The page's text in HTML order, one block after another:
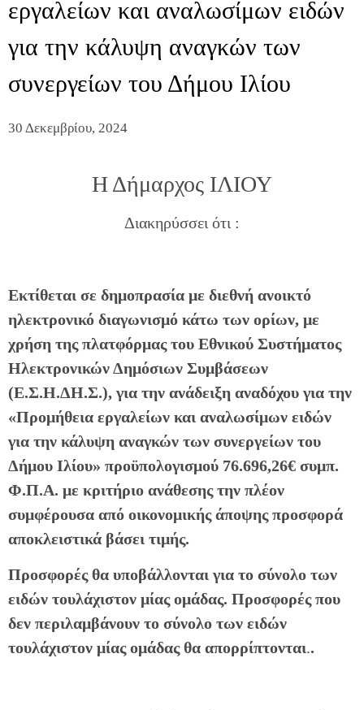
εργαλείων και αναλωσίμων ειδών
για την κάλυψη αναγκών των
συνεργείων του Δήμου Ιλίου
30 Δεκεμβρίου, 2024
Η Δήμαρχος ΙΛΙΟΥ
Διακηρύσσει ότι :
Εκτίθεται σε δημοπρασία με διεθνή ανοικτό
ηλεκτρονικό διαγωνισμό κάτω των ορίων, με
χρήση της πλατφόρμας του Εθνικού Συστήματος
Ηλεκτρονικών Δημόσιων Συμβάσεων
(Ε.Σ.Η.ΔΗ.Σ.), για την ανάδειξη αναδόχου για την
«Προμήθεια εργαλείων και αναλωσίμων ειδών
για την κάλυψη αναγκών των συνεργείων του
Δήμου Ιλίου» προϋπολογισμού 76.696,26€ συμπ.
Φ.Π.Α. με κριτήριο ανάθεσης την πλέον
συμφέρουσα από οικονομικής άποψης προσφορά
αποκλειστικά βάσει τιμής.
Προσφορές θα υποβάλλονται για το σύνολο των
ειδών τουλάχιστον μίας ομάδας. Προσφορές που
δεν περιλαμβάνουν το σύνολο των ειδών
τουλάχιστον μίας ομάδας θα απορρίπτονται..